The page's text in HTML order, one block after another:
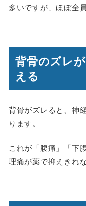
多いですが、ほぼ全
背骨のズレ
える
背骨がズレると、神
ります。
これが「腹痛」「下
理痛が薬で抑えきれ